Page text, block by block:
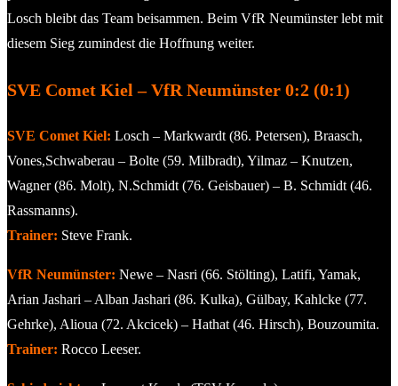
Losch bleibt das Team beisammen. Beim VfR Neumünster lebt mit
diesem Sieg zumindest die Hoffnung weiter.
SVE Comet Kiel – VfR Neumünster 0:2 (0:1)
SVE Comet Kiel: Losch – Markwardt (86. Petersen), Braasch,
Vones,Schwaberau – Bolte (59. Milbradt), Yilmaz – Knutzen,
Wagner (86. Molt), N.Schmidt (76. Geisbauer) – B. Schmidt (46.
Rassmanns).
Trainer: Steve Frank.
VfR Neumünster: Newe – Nasri (66. Stölting), Latifi, Yamak,
Arian Jashari – Alban Jashari (86. Kulka), Gülbay, Kahlcke (77.
Gehrke), Alioua (72. Akcicek) – Hathat (46. Hirsch), Bouzoumita.
Trainer: Rocco Leeser.